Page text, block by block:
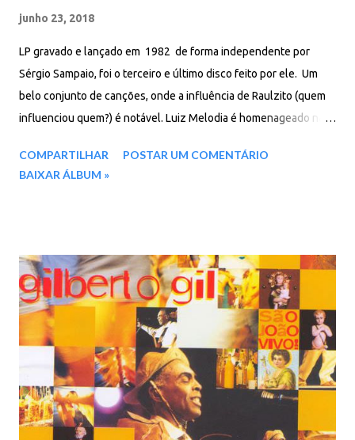
junho 23, 2018
LP gravado e lançado em 1982 de forma independente por
Sérgio Sampaio, foi o terceiro e último disco feito por ele. Um
belo conjunto de canções, onde a influência de Raulzito (quem
influenciou quem?) é notável. Luiz Melodia é homenageado na
trinta 02. Na captura 03. Tolo fui eu 04. Só para o seu coração 05.
COMPARTILHAR
POSTAR UM COMENTÁRIO
BAIXAR ÁLBUM »